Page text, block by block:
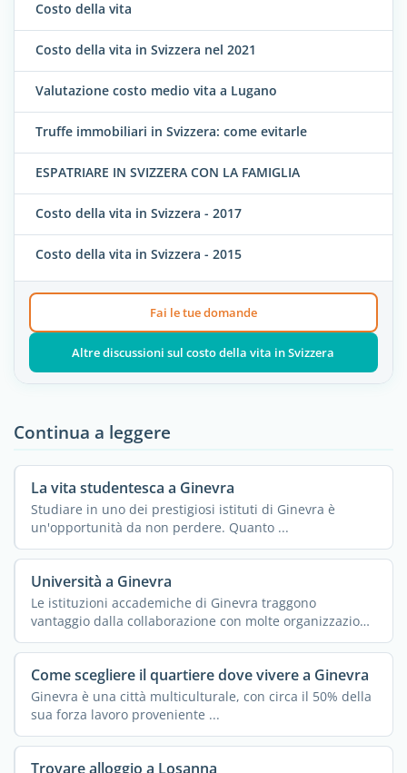
Costo della vita
Costo della vita in Svizzera nel 2021
Valutazione costo medio vita a Lugano
Truffe immobiliari in Svizzera: come evitarle
ESPATRIARE IN SVIZZERA CON LA FAMIGLIA
Costo della vita in Svizzera - 2017
Costo della vita in Svizzera - 2015
Fai le tue domande
Altre discussioni sul costo della vita in Svizzera
Continua a leggere
La vita studentesca a Ginevra
Studiare in uno dei prestigiosi istituti di Ginevra è
un'opportunità da non perdere. Quanto ...
Università a Ginevra
Le istituzioni accademiche di Ginevra traggono
vantaggio dalla collaborazione con molte organizzazioni
...
Come scegliere il quartiere dove vivere a Ginevra
Ginevra è una città multiculturale, con circa il 50% della
sua forza lavoro proveniente ...
Trovare alloggio a Losanna